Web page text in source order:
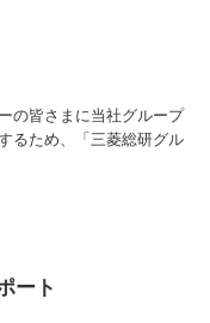
の皆さまに当社グループ
るため、「三菱総研グル
ート